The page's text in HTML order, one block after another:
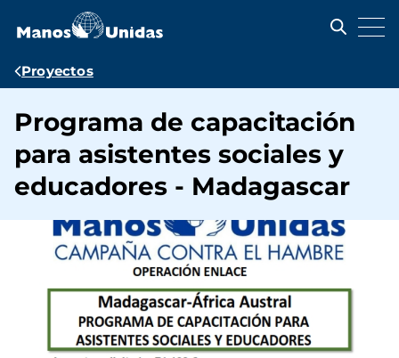
contenido
Ruta
navegación
Proyectos
Programa de capacitación
para asistentes sociales y
educadores - Madagascar